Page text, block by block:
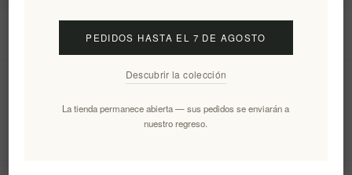
Información
Mi cuenta
PEDIDOS HASTA EL 7 DE AGOSTO
Descubrir la colección
La tienda permanece abierta — sus pedidos se enviarán a
nuestro regreso.